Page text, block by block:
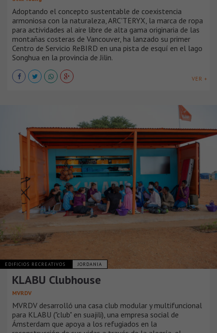
Adoptando el concepto sustentable de coexistencia
armoniosa con la naturaleza, ARC'TERYX, la marca de ropa
para actividades al aire libre de alta gama originaria de las
montañas costeras de Vancouver, ha lanzado su primer
Centro de Servicio ReBIRD en una pista de esquí en el lago
Songhua en la provincia de Jilin.
VER +
EDIFICIOS RECREATIVOS JORDANIA
KLABU Clubhouse
MVRDV
MVRDV desarrolló una casa club modular y multifuncional
para KLABU ("club" en suajili), una empresa social de
Ámsterdam que apoya a los refugiados en la